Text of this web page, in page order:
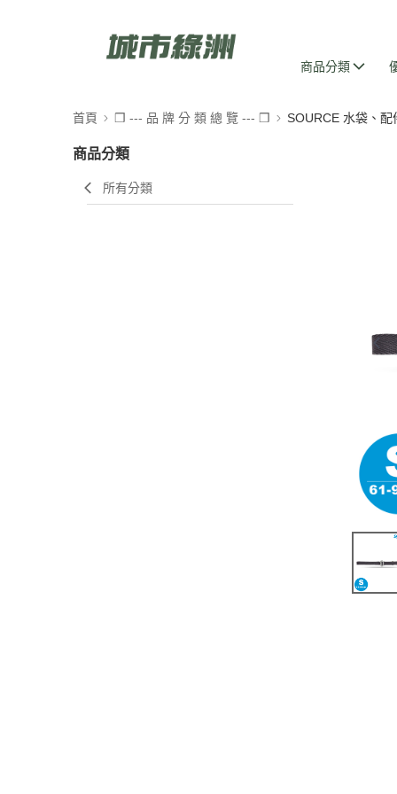
商品分類
首頁 ❒ --- 品 牌 分 類 總 覽 --- ❒ SOURCE 水袋、配
商品分類
所有分類